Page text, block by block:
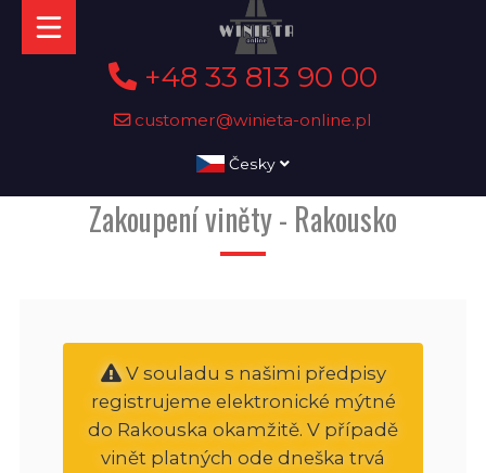
+48 33 813 90 00
customer@winieta-online.pl
Česky
Zakoupení viněty - Rakousko
V souladu s našimi předpisy
registrujeme elektronické mýtné
do Rakouska okamžitě. V případě
vinět platných ode dneška trvá